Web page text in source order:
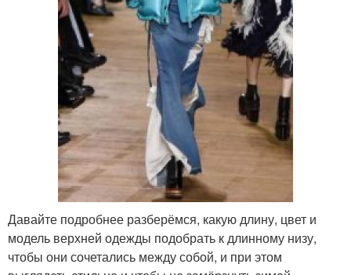
Давайте подробнее разберёмся, какую длину, цвет и
модель верхней одежды подобрать к длинному низу,
чтобы они сочетались между собой, и при этом